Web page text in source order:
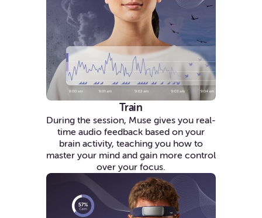
Train
During the session, Muse gives you real-
time audio feedback based on your
brain activity, teaching you how to
master your mind and gain more control
over your focus.